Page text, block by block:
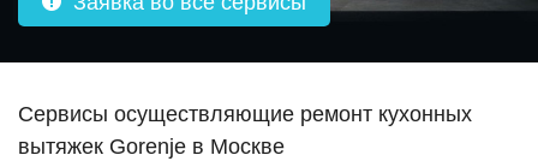
Сервисы осуществляющие ремонт кухонных
вытяжек Gorenje в Москве